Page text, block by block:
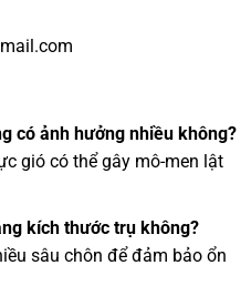
có ảnh hưởng nhiều không?
gió có thể gây mô-men lật
kích thước trụ không?
sâu chôn để đảm bảo ổn